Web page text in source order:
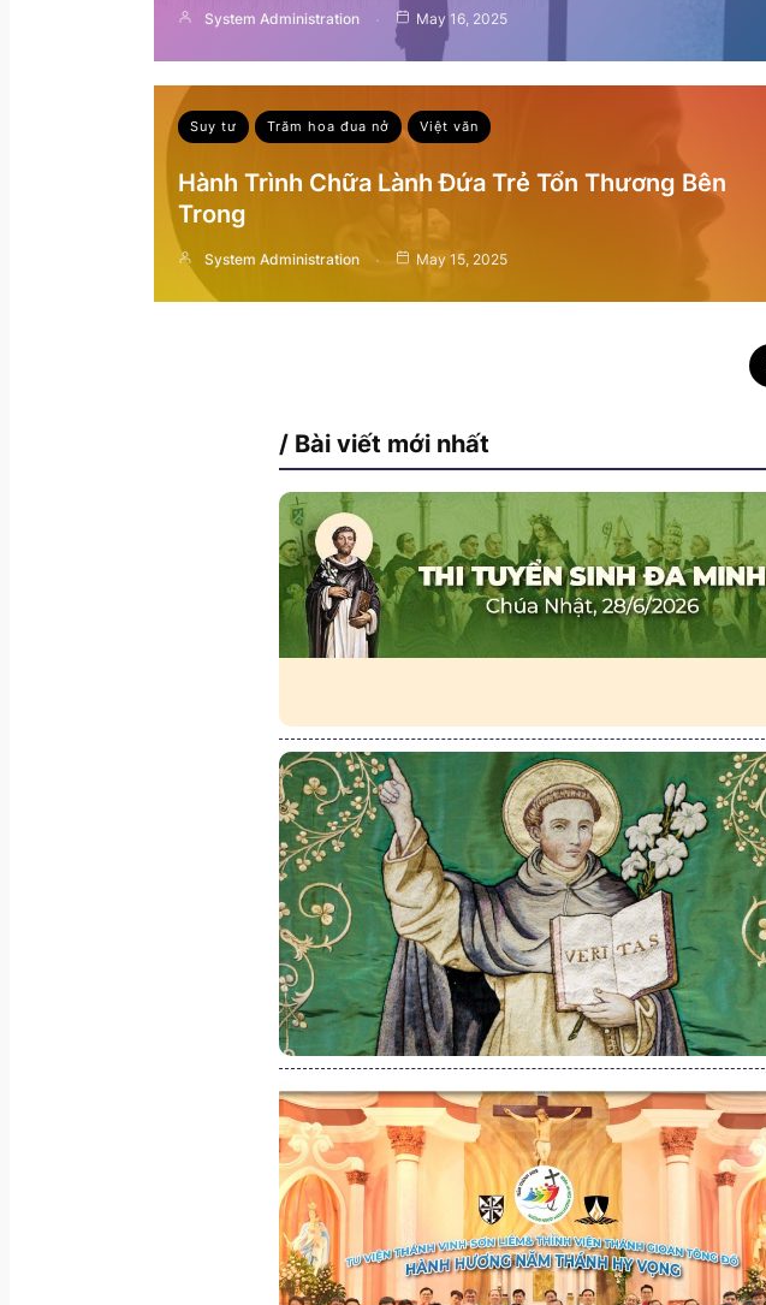
System Administration May 16, 2025
Suy tư Trăm hoa đua nở Việt văn
Hành Trình Chữa Lành Đứa Trẻ Tổn Thương Bên
Trong
System Administration May 15, 2025
/ Bài viết mới nhất